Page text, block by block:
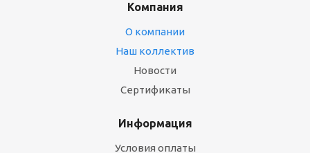
Компания
О компании
Наш коллектив
Новости
Сертификаты
Информация
Условия оплаты